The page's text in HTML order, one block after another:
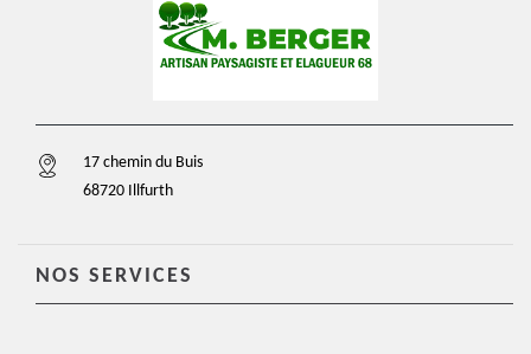
17 chemin du Buis
68720 Illfurth
NOS SERVICES